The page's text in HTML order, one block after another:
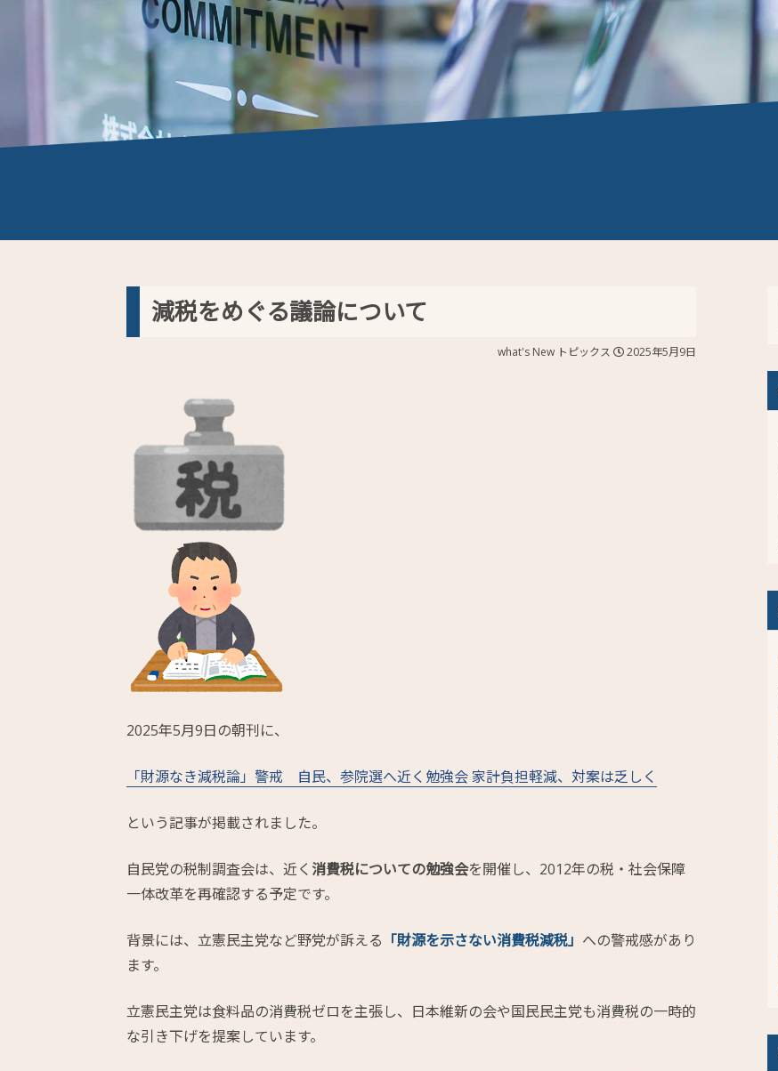
減税をめぐる議論について
what's New トピックス 2025年5月9日
2025年5月9日の朝刊に、
「財源なき減税論」警戒 自民、参院選へ近く勉強会 家計負担軽減、対案は乏しく
という記事が掲載されました。
自民党の税制調査会は、近く消費税についての勉強会を開催し、2012年の税・社会保障
一体改革を再確認する予定です。
背景には、立憲民主党など野党が訴える 「財源を示さない消費税減税」 への警戒感があり
ます。
立憲民主党は食料品の消費税ゼロを主張し、日本維新の会や国民民主党も消費税の一時的
な引き下げを提案しています。